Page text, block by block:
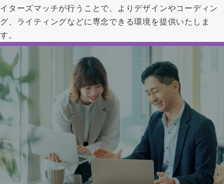
イターズマッチが行うことで、よりデザインやコーディン
グ、ライティングなどに専念できる環境を提供いたしま
す。